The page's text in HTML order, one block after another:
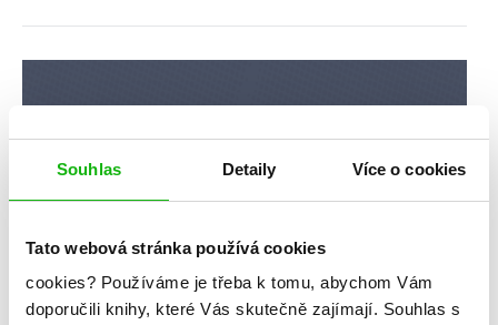
Souhlas Detaily Více o cookies
Tato webová stránka používá cookies
cookies? Používáme je třeba k tomu, abychom Vám
doporučili knihy, které Vás skutečně zajímají. Souhlas s